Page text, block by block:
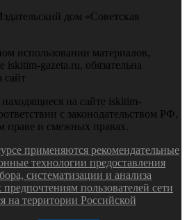
дом «Советская
использовании материалов,
gazeta.ru, обязательна
сайт
на сайте iskitim-
с законодательством РФ,
праве и смежных правах.
применяются рекомендательные
технологии предоставления
систематизации и анализа
пользователей сети
на территории Российской